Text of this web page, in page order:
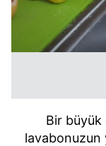
Bir
lavabonuzun